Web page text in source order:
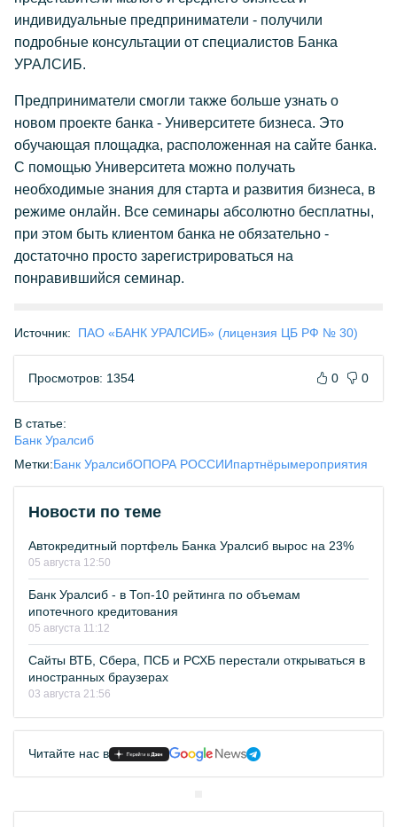
индивидуальные предприниматели - получили
подробные консультации от специалистов Банка
УРАЛСИБ.
Предприниматели смогли также больше узнать о
новом проекте банка - Университете бизнеса. Это
обучающая площадка, расположенная на сайте банка.
С помощью Университета можно получать
необходимые знания для старта и развития бизнеса, в
режиме онлайн. Все семинары абсолютно бесплатны,
при этом быть клиентом банка не обязательно -
достаточно просто зарегистрироваться на
понравившийся семинар.
Источник: ПАО «БАНК УРАЛСИБ» (лицензия ЦБ РФ № 30)
Просмотров: 1354 0 0
В статье:
Банк Уралсиб
Метки:Банк УралсибОПОРА РОССИИпартнёрымероприятия
Новости по теме
Автокредитный портфель Банка Уралсиб вырос на 23%
05 августа 12:50
Банк Уралсиб - в Топ-10 рейтинга по объемам
ипотечного кредитования
05 августа 11:12
Сайты ВТБ, Сбера, ПСБ и РСХБ перестали открываться в
иностранных браузерах
03 августа 21:56
Читайте нас в